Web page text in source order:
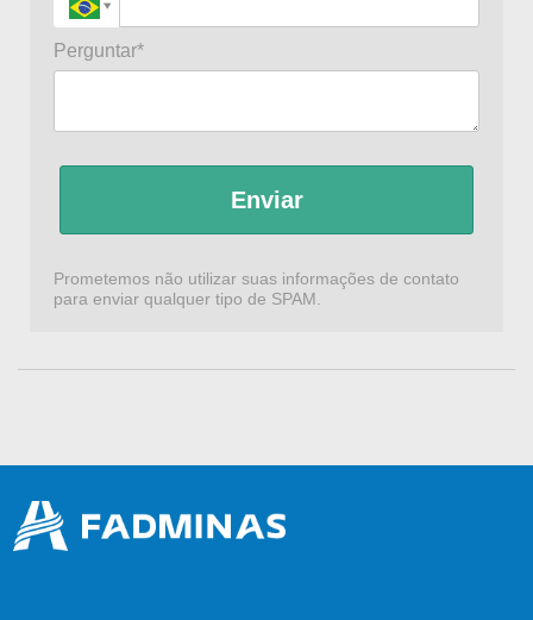
Perguntar*
Enviar
Prometemos não utilizar suas informações de contato
para enviar qualquer tipo de SPAM.